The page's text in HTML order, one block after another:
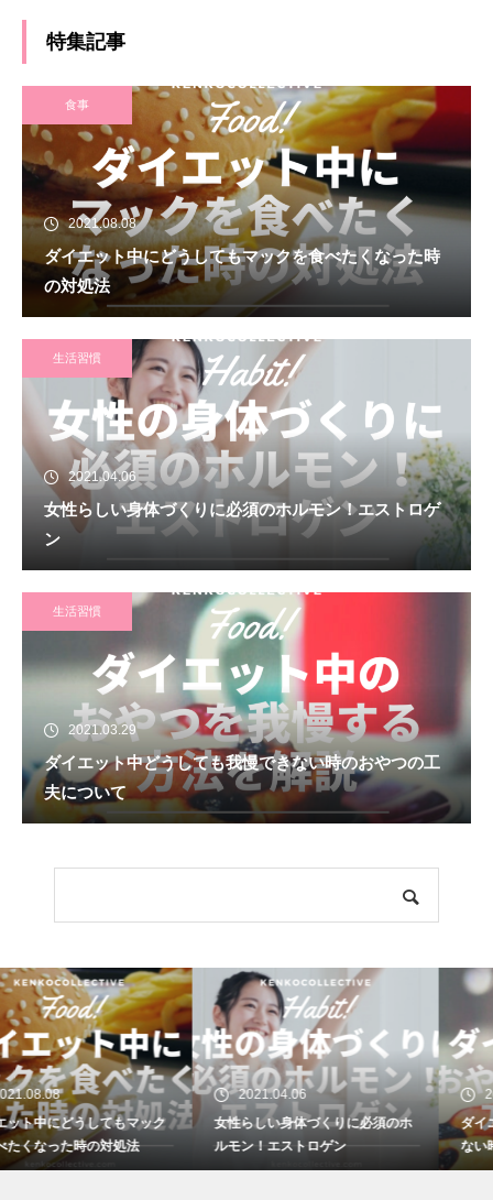
特集記事
食事
2021.08.08
ダイエット中にどうしてもマックを食べたくなった時
の対処法
生活習慣
2021.04.06
女性らしい身体づくりに必須のホルモン！エストロゲ
ン
生活習慣
2021.03.29
ダイエット中どうしても我慢できない時のおやつの工
夫について
2021.04.06
女性らしい身体づくりに必須のホ
ルモン！エストロゲン
2021.03.29
ダイエット中どうしても我慢でき
ない時のおやつの工夫について